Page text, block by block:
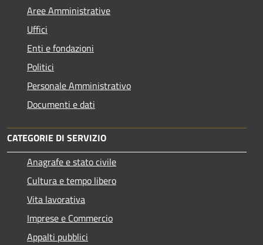
Aree Amministrative
Uffici
Enti e fondazioni
Politici
Personale Amministrativo
Documenti e dati
CATEGORIE DI SERVIZIO
Anagrafe e stato civile
Cultura e tempo libero
Vita lavorativa
Imprese e Commercio
Appalti pubblici